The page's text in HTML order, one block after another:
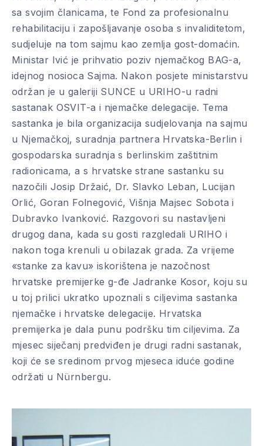
sa svojim članicama, te Fond za profesionalnu
rehabilitaciju i zapošljavanje osoba s invaliditetom,
sudjeluje na tom sajmu kao zemlja gost-domaćin.
Ministar Ivić je prihvatio poziv njemačkog BAG-a,
idejnog nosioca Sajma. Nakon posjete ministarstvu
održan je u galeriji SUNCE u URIHO-u radni
sastanak OSVIT-a i njemačke delegacije. Tema
sastanka je bila organizacija sudjelovanja na sajmu
u Njemačkoj, suradnja partnera Hrvatska-Berlin i
gospodarska suradnja s berlinskim zaštitnim
radionicama, a s hrvatske strane sastanku su
nazočili Josip Držaić, Dr. Slavko Leban, Lucijan
Orlić, Goran Folnegović, Višnja Majsec Sobota i
Dubravko Ivanković. Razgovori su nastavljeni
drugog dana, kada su gosti razgledali URIHO i
nakon toga krenuli u obilazak grada. Za vrijeme
«stanke za kavu» iskorištena je nazočnost
hrvatske premijerke g-đe Jadranke Kosor, koju su
u toj prilici ukratko upoznali s ciljevima sastanka
njemačke i hrvatske delegacije. Hrvatska
premijerka je dala punu podršku tim ciljevima. Za
mjesec siječanj predviđen je drugi radni sastanak,
koji će se sredinom prvog mjeseca iduće godine
održati u Nürnbergu.